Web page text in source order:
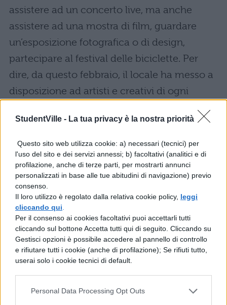
StudentVille - La tua privacy è la nostra priorità
Questo sito web utilizza cookie: a) necessari (tecnici) per
l'uso del sito e dei servizi annessi; b) facoltativi (analitici e di
profilazione, anche di terze parti, per mostrarti annunci
personalizzati in base alle tue abitudini di navigazione) previo
consenso.
Il loro utilizzo è regolato dalla relativa cookie policy, leggi
cliccando qui
Per il consenso ai cookies facoltativi puoi accettarli tutti
cliccando sul bottone Accetta tutti qui di seguito. Cliccando su
Gestisci opzioni è possibile accedere al pannello di controllo
e rifiutare tutti i cookie (anche di profilazione); Se rifiuti tutto,
userai solo i cookie tecnici di default.
Personal Data Processing Opt Outs
assistere ad un concerto live, ma anche
assistere ad una mostra di film, guardare
un’esposizione fotografica o di design,
partecipare al festival delle biciclette. Per
dire, da questo febbraio, il locale ha messo a
disposizione ad artisti e creativi di ogni
, dove
esporre le proprie opere. Aperto dalle 12 alle
2 di notte.
Foto |daniel.edwins
COMMENTI